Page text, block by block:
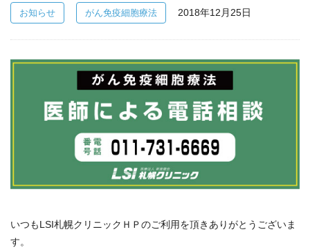
お知らせ がん免疫細胞療法 2018年12月25日
いつもLSI札幌クリニックＨＰのご利用を頂きありがとうございま
す。